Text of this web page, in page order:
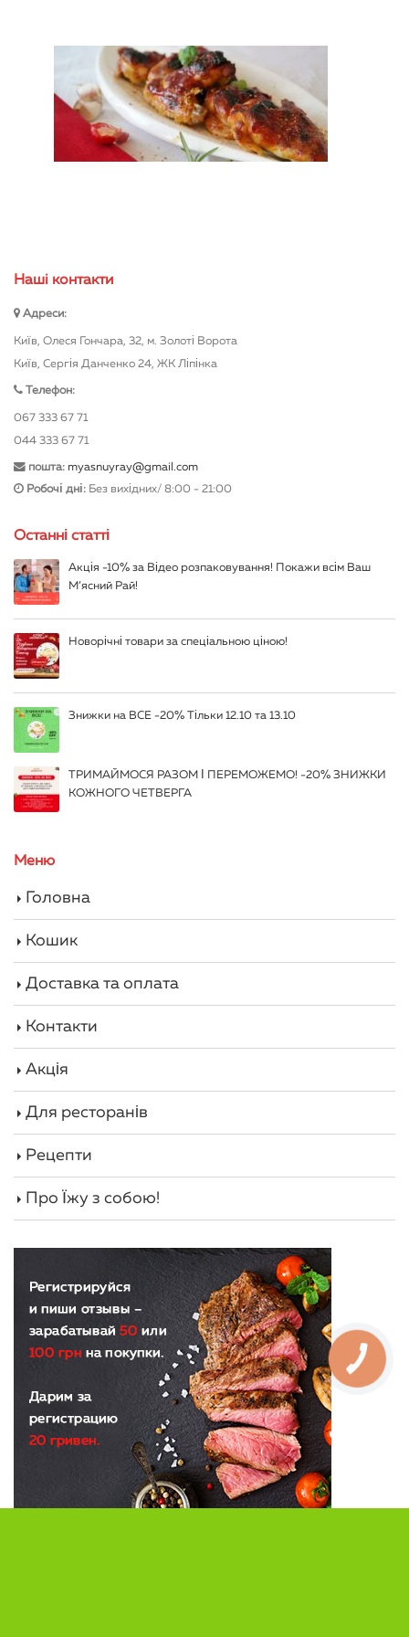
Нашi контакти
Адреси:
Київ, Олеся Гончара, 32, м. Золоті Ворота
Київ, Сергія Данченко 24, ЖК Ліпінка
Телефон:
067 333 67 71
044 333 67 71
пошта: myasnuyray@gmail.com
Робочі дні: Без вихідних/ 8:00 - 21:00
Останні статті
Акція -10% за Відео розпаковування! Покажи всім Ваш
М’ясний Рай!
Новорічні товари за спеціальною ціною!
Знижки на ВСЕ -20% Тільки 12.10 та 13.10
ТРИМАЙМОСЯ РАЗОМ І ПЕРЕМОЖЕМО! -20% ЗНИЖКИ
КОЖНОГО ЧЕТВЕРГА
Меню
Головна
Кошик
Доставка та оплата
Контакти
Акція
Для ресторанів
Рецепти
Про Їжу з собою!
КНОПКА
ЗВ'ЯЗКУ